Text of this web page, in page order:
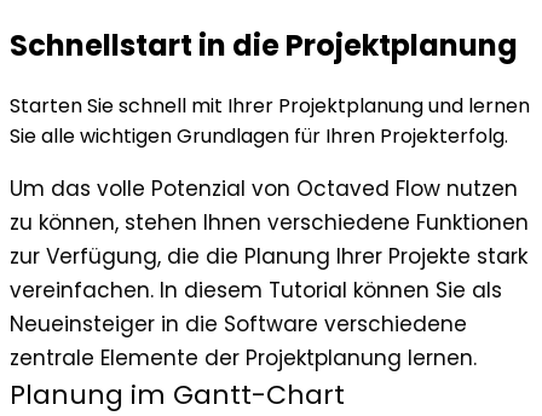
Schnellstart in die Projektplanung
Starten Sie schnell mit Ihrer Projektplanung und lernen
Sie alle wichtigen Grundlagen für Ihren Projekterfolg.
Um das volle Potenzial von Octaved Flow nutzen
zu können, stehen Ihnen verschiedene Funktionen
zur Verfügung, die die Planung Ihrer Projekte stark
vereinfachen. In diesem Tutorial können Sie als
Neueinsteiger in die Software verschiedene
zentrale Elemente der Projektplanung lernen.
Planung im Gantt-Chart